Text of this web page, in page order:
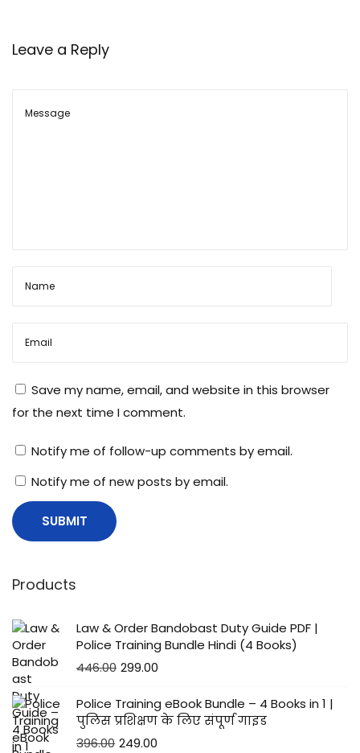
Leave a Reply
Save my name, email, and website in this browser
for the next time I comment.
Notify me of follow-up comments by email.
Notify me of new posts by email.
Products
Law & Order Bandobast Duty Guide PDF |
Police Training Bundle Hindi (4 Books)
446.00 299.00
Police Training eBook Bundle – 4 Books in 1 |
पुलिस प्रशिक्षण के लिए संपूर्ण गाइड
396.00 249.00